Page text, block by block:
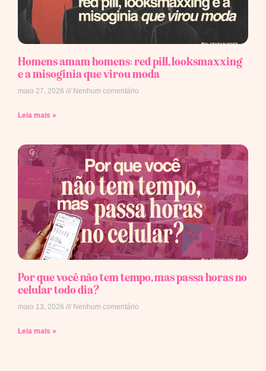
Homens amam homens: red pill, looksmaxxing
e a misoginia que virou moda
maio 27, 2026 Nenhum comentário
Leia mais »
Por que você não tem tempo, mas passa horas no
celular todo dia?
maio 13, 2026 Nenhum comentário
Leia mais »